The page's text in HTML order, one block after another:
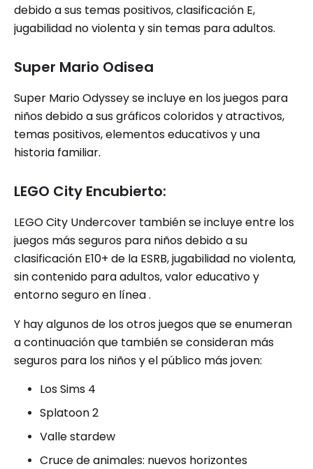
debido a sus temas positivos, clasificación E,
jugabilidad no violenta y sin temas para adultos.
Super Mario Odisea
Super Mario Odyssey se incluye en los juegos para
niños debido a sus gráficos coloridos y atractivos,
temas positivos, elementos educativos y una
historia familiar.
LEGO City Encubierto:
LEGO City Undercover también se incluye entre los
juegos más seguros para niños debido a su
clasificación E10+ de la ESRB, jugabilidad no violenta,
sin contenido para adultos, valor educativo y
entorno seguro en línea .
Y hay algunos de los otros juegos que se enumeran
a continuación que también se consideran más
seguros para los niños y el público más joven:
Los Sims 4
Splatoon 2
Valle stardew
Cruce de animales: nuevos horizontes